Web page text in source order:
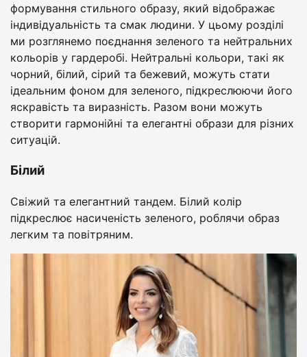
формування стильного образу, який відображає
індивідуальність та смак людини. У цьому розділі
ми розглянемо поєднання зеленого та нейтральних
кольорів у гардеробі. Нейтральні кольори, такі як
чорний, білий, сірий та бежевий, можуть стати
ідеальним фоном для зеленого, підкреслюючи його
яскравість та виразність. Разом вони можуть
створити гармонійні та елегантні образи для різних
ситуацій.
Білий
Свіжий та елегантний тандем. Білий колір
підкреслює насиченість зеленого, роблячи образ
легким та повітряним.